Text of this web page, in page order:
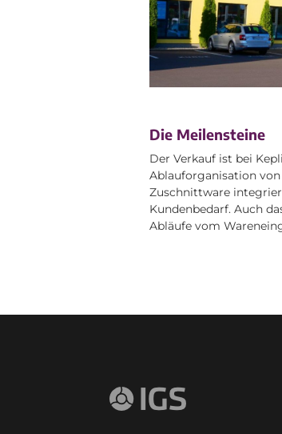
Die Meilensteine
Der Verkauf ist bei
Ablauforganisation
Zuschnittware
Kundenbedarf. Auch
Abläufe vom